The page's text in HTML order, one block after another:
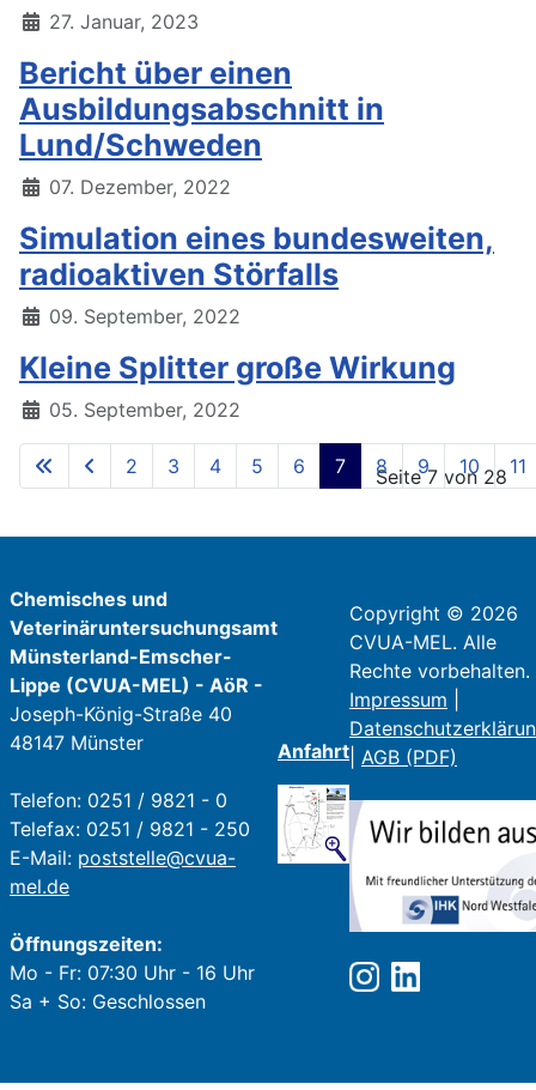
27. Januar, 2023
Bericht über einen
Ausbildungsabschnitt in
Lund/Schweden
07. Dezember, 2022
Simulation eines bundesweiten,
radioaktiven Störfalls
09. September, 2022
Kleine Splitter große Wirkung
05. September, 2022
Seite 7 von 28
2 3 4 5 6 7 8 9 10 11
Chemisches und
Veterinäruntersuchungsamt
Münsterland-Emscher-
Lippe (CVUA-MEL) - AöR -
Joseph-König-Straße 40
48147 Münster
Telefon: 0251 / 9821 - 0
Telefax: 0251 / 9821 - 250
E-Mail: poststelle@cvua-
mel.de
Öffnungszeiten:
Mo - Fr: 07:30 Uhr - 16 Uhr
Sa + So: Geschlossen
Anfahrt
Copyright © 2026
CVUA-MEL. Alle
Rechte vorbehalten.
Impressum
AGB (PDF)